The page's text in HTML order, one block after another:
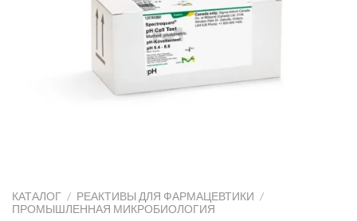
КАТАЛОГ / РЕАКТИВЫ ДЛЯ ФАРМАЦЕВТИКИ /
ПРОМЫШЛЕННАЯ МИКРОБИОЛОГИЯ